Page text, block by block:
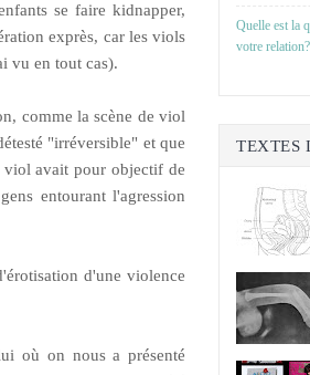
se faire kidnapper,
exprès, car les viols
vu en tout cas).
comme la scène de viol
"irréversible" et que
viol avait pour objectif de
entourant l'agression
d'une violence
où on nous a présenté
Quelle est la
votre relation?
TEXTES